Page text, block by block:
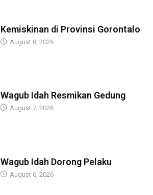
Kemiskinan di Provinsi Gorontalo
August 8, 2026
Wagub Idah Resmikan Gedung
August 7, 2026
Wagub Idah Dorong Pelaku
August 6, 2026